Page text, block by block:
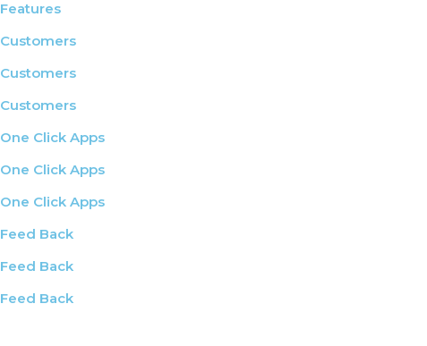
Features
Customers
Customers
Customers
One Click Apps
One Click Apps
One Click Apps
Feed Back
Feed Back
Feed Back